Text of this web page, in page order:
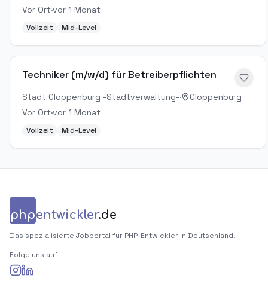
Vor Ort·vor 1 Monat
Vollzeit Mid-Level
Techniker (m/w/d) für Betreiberpflichten
Stadt Cloppenburg -Stadtverwaltung-·
Cloppenburg
Vor Ort·vor 1 Monat
Vollzeit Mid-Level
phpentwickler.de
Das spezialisierte Jobportal für PHP-Entwickler in Deutschland.
Folge uns auf